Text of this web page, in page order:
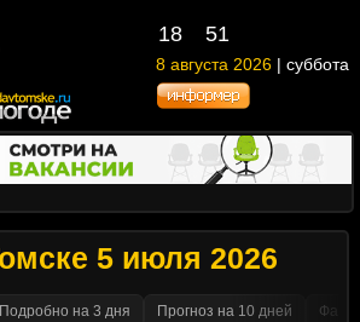
18 51
8 августа 2026 | суббота
5 июля 2026
Подробно на 3 дня Прогноз на 10 дней